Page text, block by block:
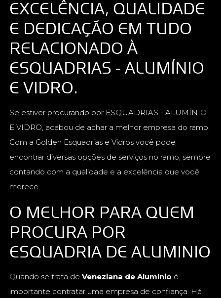
EXCELÊNCIA, QUALIDADE
E DEDICAÇÃO EM TUDO
RELACIONADO À
ESQUADRIAS - ALUMÍNIO
E VIDRO.
Se estiver procurando por ESQUADRIAS - ALUMÍNIO
E VIDRO, acabou de achar a melhor empresa do ramo.
Com a Golden Esquadrias e Vidros você pode
encontrar diversas opções de serviços no ramo, sempre
contando com a qualidade e a excelência que você
merece.
O MELHOR PARA QUEM
PROCURA POR
ESQUADRIA DE ALUMINIO
Quando se trata deVeneziana de Alumínio é
importante contratar uma empresa de confiança. Há